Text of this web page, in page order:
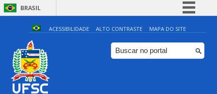
BRASIL
Simplifique!
Comunica BR
Participe
ACESSIBILIDADE ALTO CONTRASTE MAPA DO SITE